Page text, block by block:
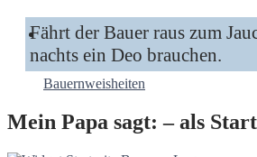
Fährt der Bauer raus zum
nachts ein Deo brauchen.
Bauernweisheiten
Mein Papa sagt: – als